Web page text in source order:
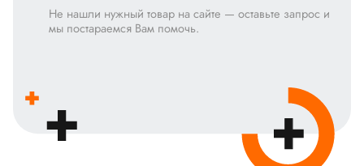
Не нашли нужный товар на сайте — оставьте запрос и
мы постараемся Вам помочь.